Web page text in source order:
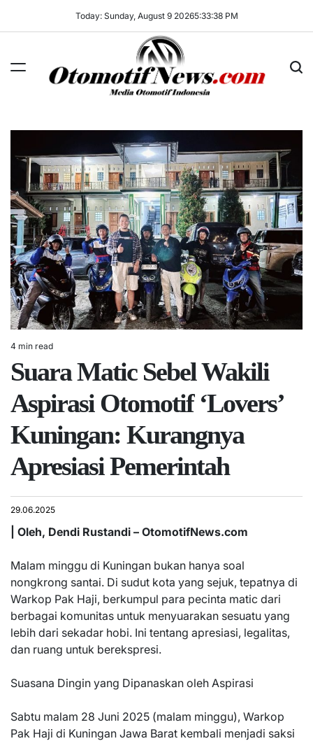
Today: Sunday, August 9 20265:33:39 PM
Estimated
read
time
4 min read
Suara Matic Sebel Wakili
Aspirasi Otomotif ‘Lovers’
Kuningan: Kurangnya
Apresiasi Pemerintah
29.06.2025
| Oleh, Dendi Rustandi – OtomotifNews.com
Malam minggu di Kuningan bukan hanya soal
nongkrong santai. Di sudut kota yang sejuk, tepatnya di
Warkop Pak Haji, berkumpul para pecinta matic dari
berbagai komunitas untuk menyuarakan sesuatu yang
lebih dari sekadar hobi. Ini tentang apresiasi, legalitas,
dan ruang untuk berekspresi.
Suasana Dingin yang Dipanaskan oleh Aspirasi
Sabtu malam 28 Juni 2025 (malam minggu), Warkop
Pak Haji di Kuningan Jawa Barat kembali menjadi saksi